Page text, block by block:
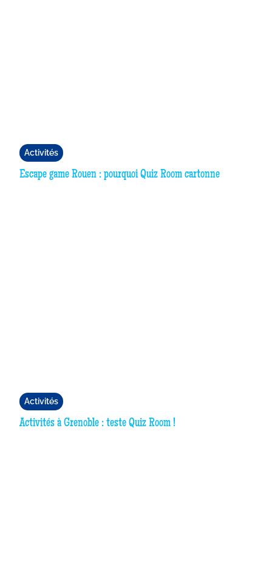
Activités
Escape game Rouen : pourquoi Quiz Room cartonne
Activités
Activités à Grenoble : teste Quiz Room !